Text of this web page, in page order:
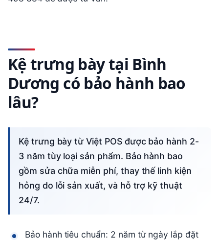
Kệ trưng bày tại Bình
Dương có bảo hành bao
lâu?
Kệ trưng bày từ Việt POS được bảo hành 2-
3 năm tùy loại sản phẩm. Bảo hành bao
gồm sửa chữa miễn phí, thay thế linh kiện
hỏng do lỗi sản xuất, và hỗ trợ kỹ thuật
24/7.
Bảo hành tiêu chuẩn: 2 năm từ ngày lắp đặt